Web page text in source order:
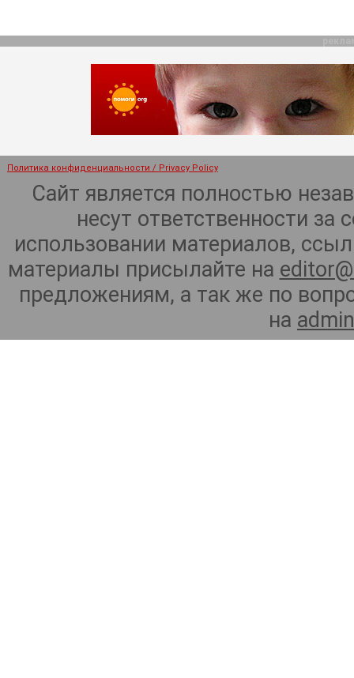
Политика конфиденциальности / Privacy Policy
Сайт является полностью
несут ответственности
использовании материалов,
материалы присылайте на
предложениям, а так же по
на